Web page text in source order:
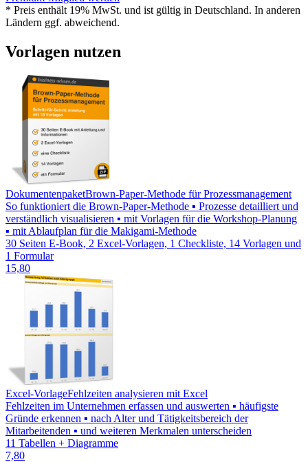
* Preis enthält 19% MwSt. und ist gültig in Deutschland. In anderen
Ländern ggf. abweichend.
Vorlagen nutzen
DokumentenpaketBrown-Paper-Methode für Prozessmanagement
So funktioniert die Brown-Paper-Methode ▪ Prozesse detailliert und
verständlich visualisieren ▪ mit Vorlagen für die Workshop-Planung
▪ mit Ablaufplan für die Makigami-Methode
30 Seiten E-Book, 2 Excel-Vorlagen, 1 Checkliste, 14 Vorlagen und
1 Formular
15,80
Excel-VorlageFehlzeiten analysieren mit Excel
Fehlzeiten im Unternehmen erfassen und auswerten ▪ häufigste
Gründe erkennen ▪ nach Alter und Tätigkeitsbereich der
Mitarbeitenden ▪ und weiteren Merkmalen unterscheiden
11 Tabellen + Diagramme
7,80